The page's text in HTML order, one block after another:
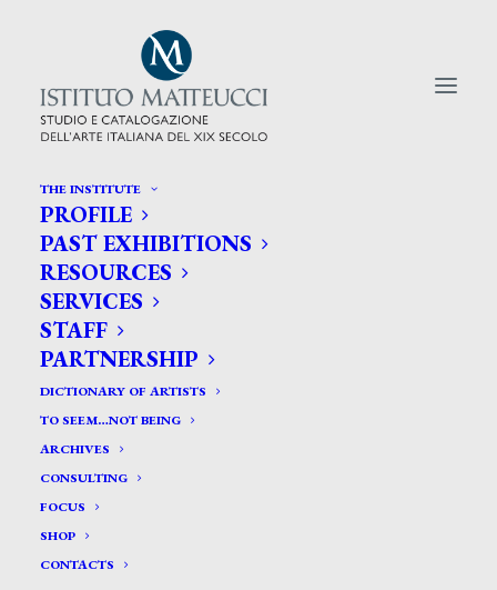
THE INSTITUTE
PROFILE
PAST EXHIBITIONS
RESOURCES
SERVICES
STAFF
PARTNERSHIP
DICTIONARY OF ARTISTS
TO SEEM…NOT BEING
ARCHIVES
CONSULTING
FOCUS
SHOP
CONTACTS
CERCA TRA GLI ARTISTI:
Search
for:
Quarantelli Alfonso*